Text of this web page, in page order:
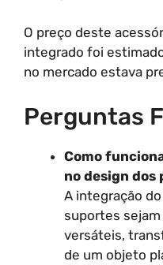
O preço deste
integrado foi
no mercado estava
Perguntas
Como
no design
A integração
suportes
versáteis,
de um objeto